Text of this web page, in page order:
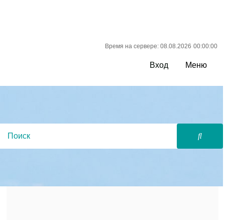
Время на сервере: 08.08.2026 00:00:00
Вход Меню